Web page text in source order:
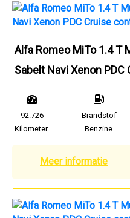
Alfa Romeo MiTo 1.4 T
Sabelt Navi Xenon
92.726
Kilometer
Brandstof
Benzine
Meer informatie